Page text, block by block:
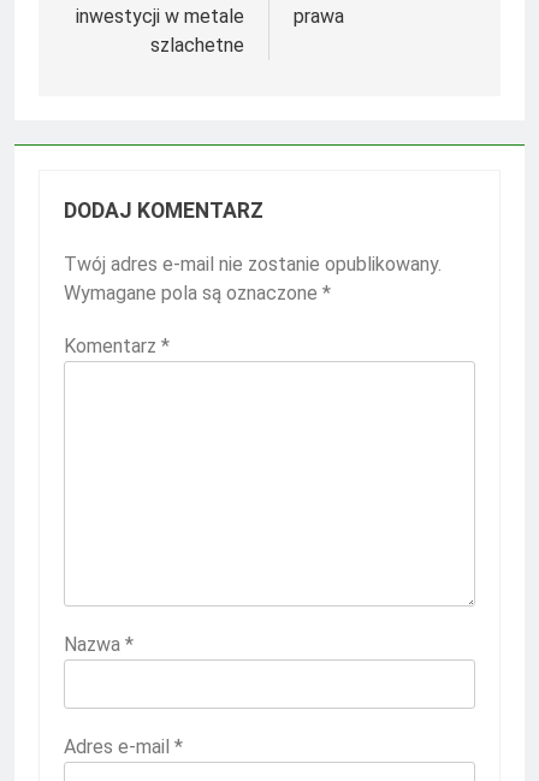
inwestycji w metale
szlachetne
prawa
DODAJ KOMENTARZ
Twój adres e-mail nie zostanie opublikowany.
Wymagane pola są oznaczone *
Komentarz *
Nazwa *
Adres e-mail *